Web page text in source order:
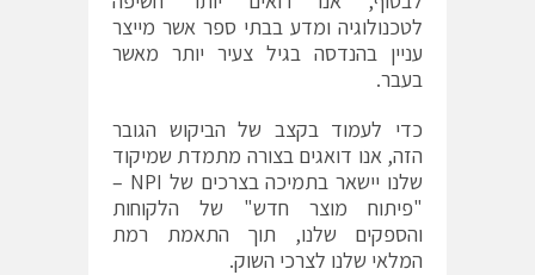
לטכנולוגיה ומדע בבתי ספר אשר מייצר
עניין בהנדסה בגיל צעיר יותר מאשר
בעבר.
כדי לעמוד בקצב של הביקוש הגובר
הזה, אנו דואגים בצורה מתמדת שמיקוד
שלנו יישאר בתמיכה בצרכים של NPI –
"פיתוח מוצר חדש" של הלקוחות
והספקים שלנו, תוך התאמת רמת
המלאי שלנו לצרכי השוק.